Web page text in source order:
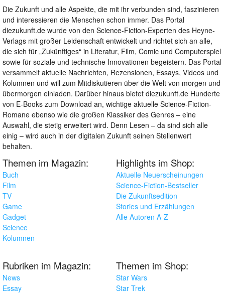
Die Zukunft und alle Aspekte, die mit ihr verbunden sind, faszinieren
und interessieren die Menschen schon immer. Das Portal
diezukunft.de wurde von den Science-Fiction-Experten des Heyne-
Verlags mit großer Leidenschaft entwickelt und richtet sich an alle,
die sich für „Zukünftiges“ in Literatur, Film, Comic und Computerspiel
sowie für soziale und technische Innovationen begeistern. Das Portal
versammelt aktuelle Nachrichten, Rezensionen, Essays, Videos und
Kolumnen und will zum Mitdiskutieren über die Welt von morgen und
übermorgen einladen. Darüber hinaus bietet diezukunft.de Hunderte
von E-Books zum Download an, wichtige aktuelle Science-Fiction-
Romane ebenso wie die großen Klassiker des Genres – eine
Auswahl, die stetig erweitert wird. Denn Lesen – da sind sich alle
einig – wird auch in der digitalen Zukunft seinen Stellenwert
behalten.
Themen im Magazin:
Buch
Film
TV
Game
Gadget
Science
Kolumnen
Highlights im Shop:
Aktuelle Neuerscheinungen
Science-Fiction-Bestseller
Die Zukunftsedition
Stories und Erzählungen
Alle Autoren A-Z
Rubriken im Magazin:
News
Essay
Themen im Shop:
Star Wars
Star Trek